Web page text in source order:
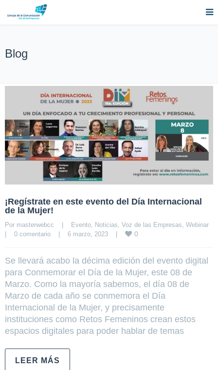
Blog
¡Regístrate en este evento del Día Internacional
de la Mujer!
Por masterwebcc | Evento Noticias Voz de las Empresas Webinar
|
0 comentario | 6 marzo, 2023 | 0
Se llevará acabo la décima edición del evento digital
para Conmemorar el Día de la Mujer, este 08 de
Marzo. Como la mayoría sabemos, el día 08 de
Marzo de cada año se conmemora el Día
Internacional de la Mujer, y precisamente
instituciones como Retos Femeninos crean estos
espacios digitales para poder hablar de temas
LEER MÁS